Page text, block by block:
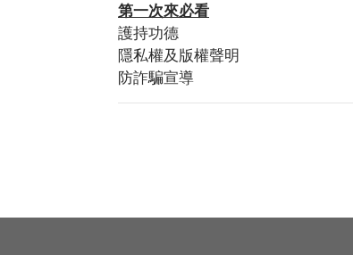
第一次來必看
護持功德
隱私權及版權聲明
防詐騙宣導